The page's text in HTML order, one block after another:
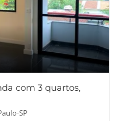
com 3 quartos,
SP